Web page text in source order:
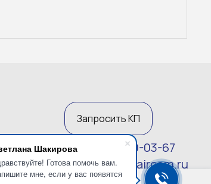
Шакирова
Готова помочь вам.
мне, если у вас появятся
Запросить КП
7 (812) 270-03-67
zakaz@altaircom.ru